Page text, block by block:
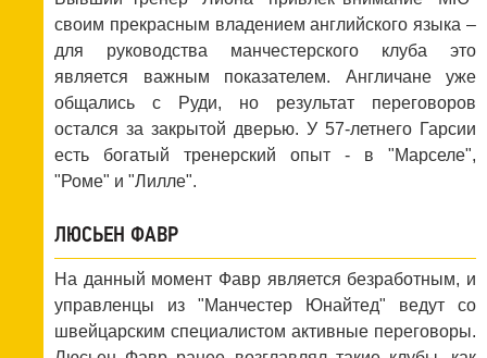
своим прекрасным владением английского языка –
для руководства манчестерского клуба это
является важным показателем. Англичане уже
общались с Руди, но результат переговоров
остался за закрытой дверью. У 57-летнего Гарсии
есть богатый тренерский опыт - в "Марселе",
"Роме" и "Лилле".
ЛЮСЬЕН ФАВР
На данный момент Фавр является безработным, и
управленцы из "Манчестер Юнайтед" ведут со
швейцарским специалистом активные переговоры.